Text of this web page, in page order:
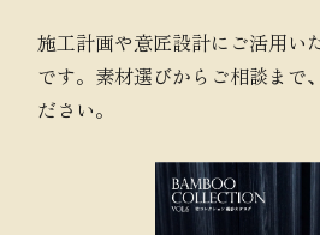
施工計画や意匠設計にご活用い
です。素材選びからご相談まで
ださい。